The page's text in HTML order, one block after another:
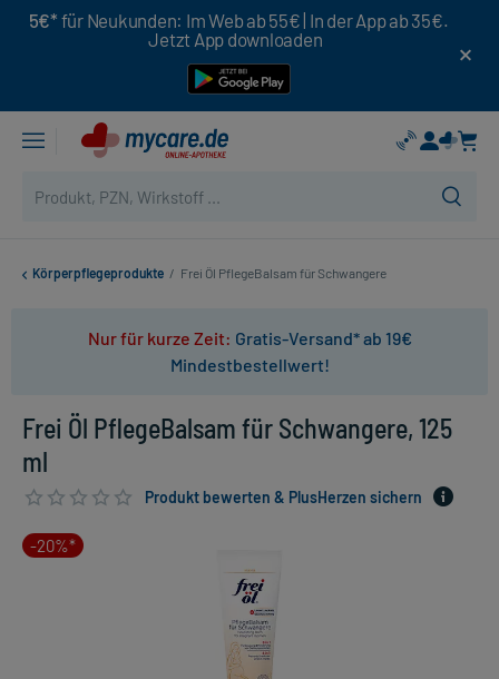
5€* für Neukunden: Im Web ab 55€ | In der App ab 35€.
Jetzt App downloaden
Körperpflegeprodukte / Frei Öl PflegeBalsam für Schwangere
Nur für kurze Zeit: Gratis-Versand* ab 19€
Mindestbestellwert!
Frei Öl PflegeBalsam für Schwangere, 125
ml
Produkt bewerten & PlusHerzen sichern
-20%*